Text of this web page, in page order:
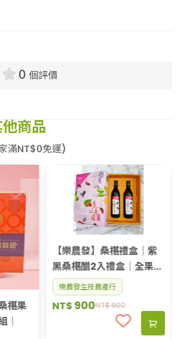
0 個評價
商品
滿NT$0免運)
椹果
【樂農發】桑椹禮盒｜紫
黑桑椹醋2入禮盒｜全果釀
製 自產自銷
樂農發生技農產行
NT$900
NT$900